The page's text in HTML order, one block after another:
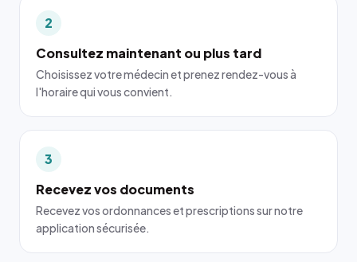
2
Consultez maintenant ou plus tard
Choisissez votre médecin et prenez rendez-vous à
l'horaire qui vous convient.
3
Recevez vos documents
Recevez vos ordonnances et prescriptions sur notre
application sécurisée.